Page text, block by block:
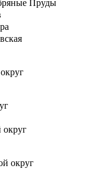
Пруды
округ
округ